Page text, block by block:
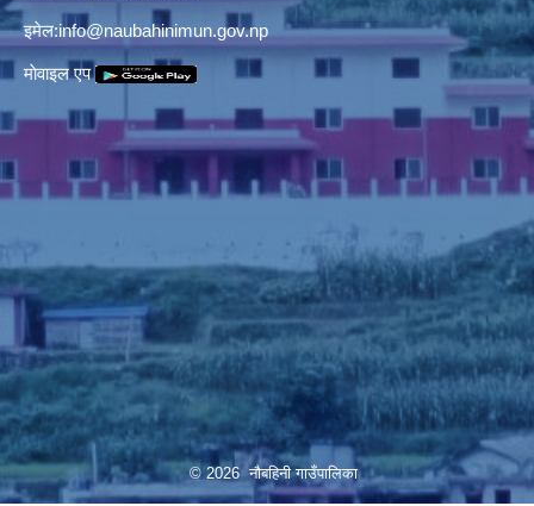
इमेल:info@naubahinimun.gov.np
माेवाइल एप
© 2026 नौबहिनी गाउँपालिका